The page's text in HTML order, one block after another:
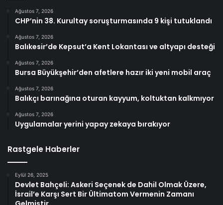
Ağustos 7, 2026
CHP’nin 38. Kurultay soruşturmasında 9 kişi tutuklandı
Ağustos 7, 2026
Balıkesir’de Kepsut’a Kent Lokantası ve altyapı desteği
Ağustos 7, 2026
Bursa Büyükşehir’den afetlere hazır iki yeni mobil araç
Ağustos 7, 2026
Balıkçı barınağına oturan kayyum, koltuktan kalkmıyor
Ağustos 7, 2026
Uygulamalar yerini yapay zekaya bırakıyor
Rastgele Haberler
Eylül 26, 2025
Devlet Bahçeli: Askeri Seçenek de Dahil Olmak Üzere,
İsrail’e Karşı Sert Bir Ültimatom Vermenin Zamanı